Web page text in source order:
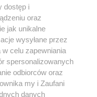
Youtube
dostęp i
oraz
jak unikalne
wysyłane przez
celu zapewniania
spersonalizowanych
odbiorców oraz
my i Zaufani
danych